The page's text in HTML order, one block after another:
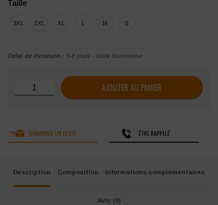
Taille
3XL 2XL XL L M S
Délai de livraison : 5-8 jours - stock fournisseur
quantité de Bodywarmer pour femme Tee Jays Zepelin
AJOUTER AU PANIER
DEMANDER UN DEVIS ÊTRE RAPPELÉ
Description Composition Informations complémentaires
Avis (0)